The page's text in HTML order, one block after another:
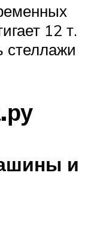
12 т.
стеллажи
и